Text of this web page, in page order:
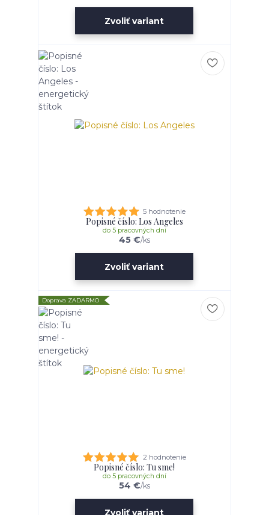
Zvoliť variant
5 hodnotenie
Popisné číslo: Los Angeles
45 €/ks
do 5 pracovných dní
Zvoliť variant
Doprava ZADARMO
2 hodnotenie
Popisné číslo: Tu sme!
54 €/ks
do 5 pracovných dní
Zvoliť variant